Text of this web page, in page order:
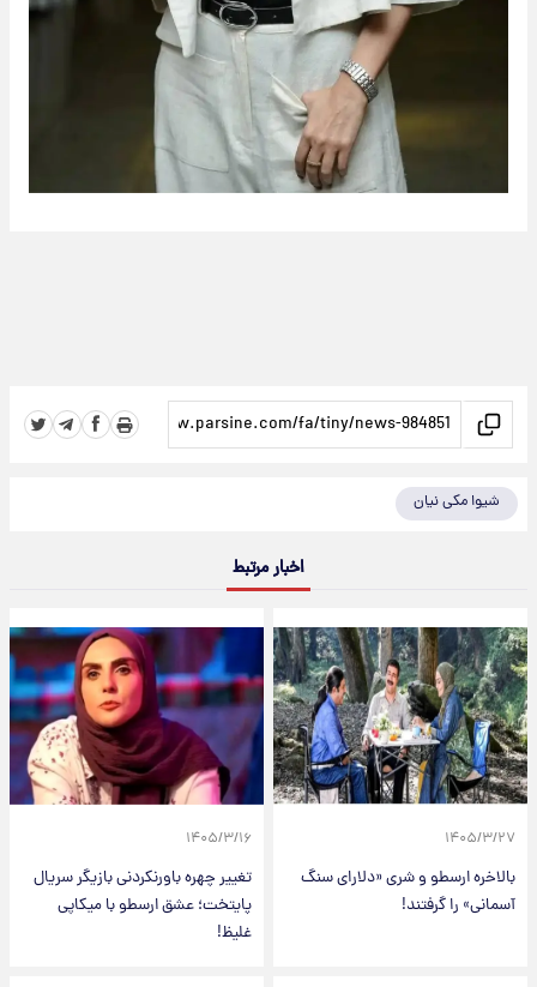
شیوا مکی نیان
اخبار مرتبط
۱۴۰۵/۳/۲۷
بالاخره ارسطو و شری «دلارای سنگ
آسمانی» را گرفتند!
۱۴۰۵/۳/۱۶
تغییر چهره باورنکردنی بازیگر سریال
پایتخت؛ عشق ارسطو با میکاپی
غلیظ!